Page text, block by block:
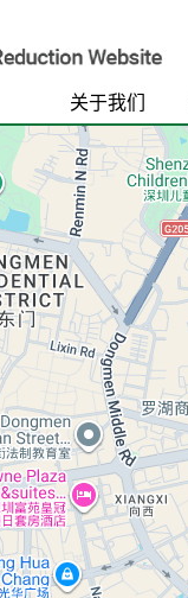
关于我们